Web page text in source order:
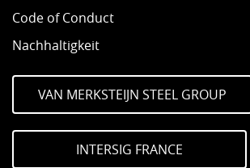
Code of Conduct
Nachhaltigkeit
VAN MERKSTEIJN STEEL GROUP
INTERSIG FRANCE